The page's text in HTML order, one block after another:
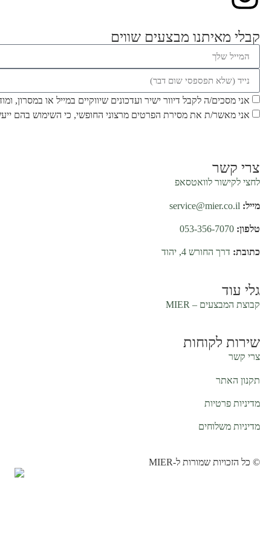
קבלי מאיתנו מבצעים שווים
אני מסכים/ה לקבל דיוור ישיר ועדכונים שיווקיים במייל או במסרון,
אני מאשר/ת את מסירת הפרטים מרצוני החופשי, כי השימוש בהם
צרי קשר
לחצי לקישור לוואטסאפ
מייל: service@mier.co.il
טלפון: 053-356-7070
כתובת: דרך החורש 4, יהוד
גלי עוד
קבוצת המבצעים – MIER
שירות לקוחות
צרי קשר
תקנון האתר
מדיניות פרטיות
מדיניות משלוחים
© כל הזכויות שמורות ל-MIER